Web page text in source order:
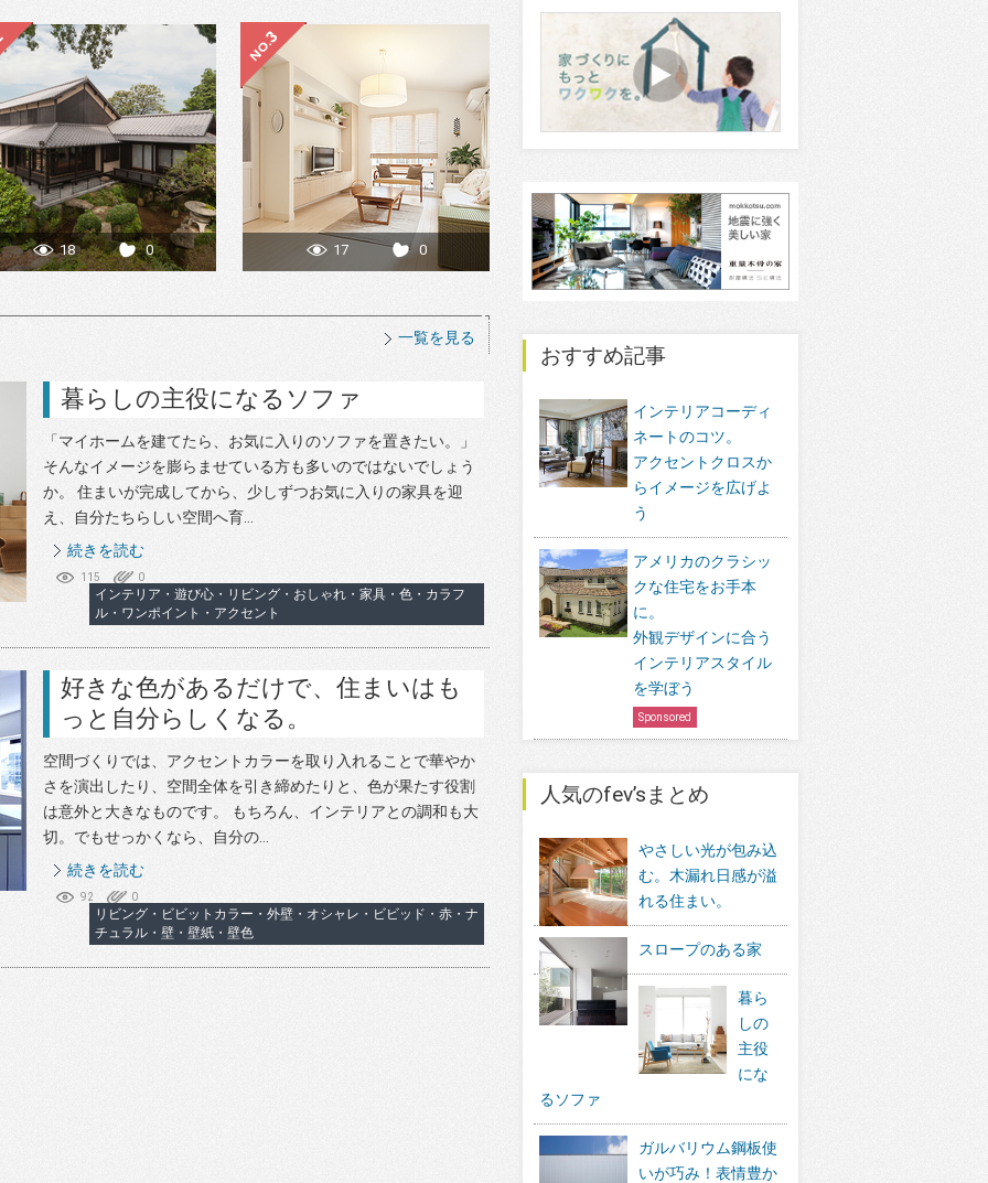
18 0 17 0
一覧を見る
暮らしの主役になるソファ
「マイホームを建てたら、お気に入りのソファを置きたい。」
そんなイメージを膨らませている方も多いのではないでしょう
か。 住まいが完成してから、少しずつお気に入りの家具を迎
え、自分たちらしい空間へ育...
続きを読む
115 0
インテリア・遊び心・リビング・おしゃれ・家具・色・カラフ
ル・ワンポイント・アクセント
好きな色があるだけで、住まいはも
っと自分らしくなる。
空間づくりでは、アクセントカラーを取り入れることで華やか
さを演出したり、空間全体を引き締めたりと、色が果たす役割
は意外と大きなものです。 もちろん、インテリアとの調和も大
切。でもせっかくなら、自分の...
続きを読む
92 0
リビング・ビビットカラー・外壁・オシャレ・ビビッド・赤・ナ
チュラル・壁・壁紙・壁色
おすすめ記事
インテリアコーディ
ネートのコツ。
アクセントクロスか
らイメージを広げよ
う
アメリカのクラシッ
クな住宅をお手本
に。
外観デザインに合う
インテリアスタイル
を学ぼう
Sponsored
人気のfev’sまとめ
やさしい光が包み込
む。木漏れ日感が溢
れる住まい。
スロープのある家
暮ら
しの
主役
にな
るソファ
ガルバリウム鋼板使
いが巧み！表情豊か